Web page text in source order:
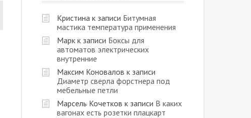
Кристина к записи Битумная
мастика температура применения
Марк к записи Боксы для
автоматов электрических
внутренние
Максим Коновалов к записи
Диаметр сверла форстнера под
мебельные петли
Марсель Кочетков к записи В каких
вагонах есть розетки плацкарт